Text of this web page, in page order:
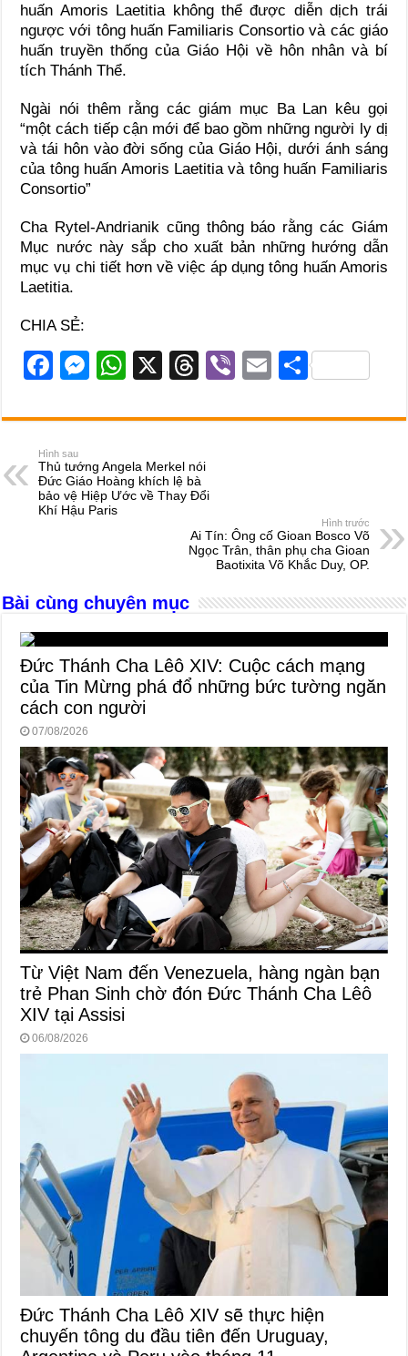
huấn Amoris Laetitia không thể được diễn dịch trái
ngược với tông huấn Familiaris Consortio và các giáo
huấn truyền thống của Giáo Hội về hôn nhân và bí
tích Thánh Thể.
Ngài nói thêm rằng các giám mục Ba Lan kêu gọi
“một cách tiếp cận mới để bao gồm những người ly dị
và tái hôn vào đời sống của Giáo Hội, dưới ánh sáng
của tông huấn Amoris Laetitia và tông huấn Familiaris
Consortio”
Cha Rytel-Andrianik cũng thông báo rằng các Giám
Mục nước này sắp cho xuất bản những hướng dẫn
mục vụ chi tiết hơn về việc áp dụng tông huấn Amoris
Laetitia.
CHIA SẺ:
F
c
e
b
o
M
ss
n
g
W
at
A
p
X
T
e
d
s
Vi
er
E
ail
S
ar
Hình sau
Thủ tướng Angela Merkel nói
Đức Giáo Hoàng khích lệ bà
bảo vệ Hiệp Ước về Thay Đổi
Khí Hậu Paris
Hình trước
Ai Tín: Ông cố Gioan Bosco Võ
Ngọc Trân, thân phụ cha Gioan
Baotixita Võ Khắc Duy, OP.
Bài cùng chuyên mục
Đức Thánh Cha Lêô XIV: Cuộc cách mạng
của Tin Mừng phá đổ những bức tường ngăn
cách con người
07/08/2026
Từ Việt Nam đến Venezuela, hàng ngàn bạn
trẻ Phan Sinh chờ đón Đức Thánh Cha Lêô
XIV tại Assisi
06/08/2026
Đức Thánh Cha Lêô XIV sẽ thực hiện
chuyến tông du đầu tiên đến Uruguay,